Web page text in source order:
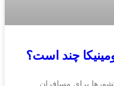
چند است؟
برای مسافران